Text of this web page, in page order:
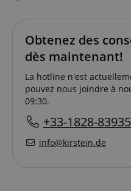
Obtenez des
dès maintenant!
La hotline n'est
pouvez nous joindre à
09:30.
+33-1828-83935
info@kirstein.de